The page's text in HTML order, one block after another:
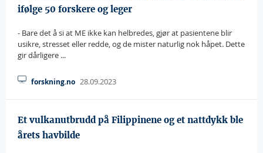
ifølge 50 forskere og leger
- Bare det å si at ME ikke kan helbredes, gjør at pasientene blir
usikre, stresset eller redde, og de mister naturlig nok håpet. Dette
gir dårligere ...
forskning.no 28.09.2023
Et vulkanutbrudd på Filippinene og et nattdykk ble
årets havbilde